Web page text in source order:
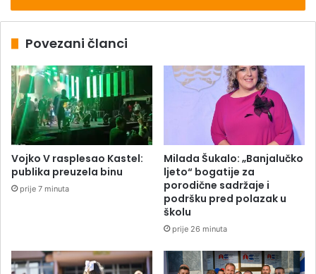
Povezani članci
Vojko V rasplesao Kastel:
publika preuzela binu
prije 7 minuta
Milada Šukalo: „Banjalučko
ljeto“ bogatije za
porodične sadržaje i
podršku pred polazak u
školu
prije 26 minuta